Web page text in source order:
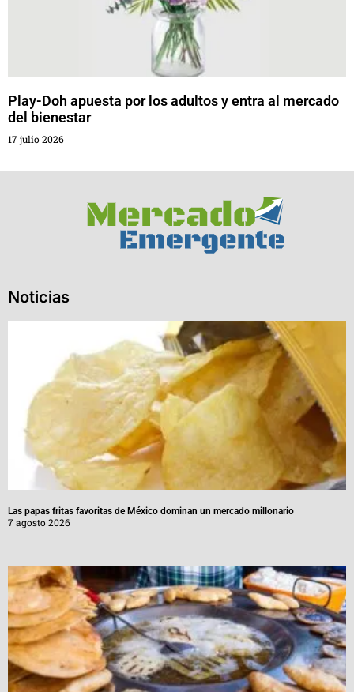
Play-Doh apuesta por los adultos y entra al mercado
del bienestar
17 julio 2026
Noticias
Las papas fritas favoritas de México dominan un mercado millonario
7 agosto 2026